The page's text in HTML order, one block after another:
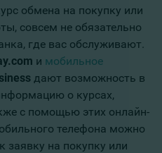
обмена на покупку или
совсем не обязательно
где вас обслуживают.
и мобильное
дают возможность в
о курсах,
с помощью этих онлайн-
телефона можно
заявку на покупку или